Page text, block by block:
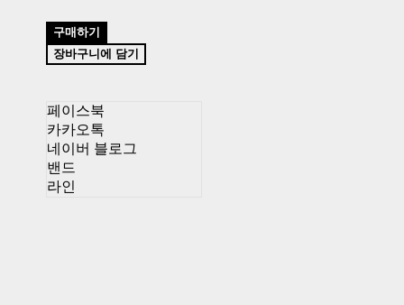
구매하기
장바구니에 담기
페이스북
카카오톡
네이버 블로그
밴드
라인